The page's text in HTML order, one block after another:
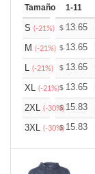
Tamaño 1-11
S (-21%) $ 13.65
M (-21%) $ 13.65
L (-21%) $ 13.65
XL (-21%)$ 13.65
2XL (-30%)
$ 15.83
3XL (-30%)
$ 15.83